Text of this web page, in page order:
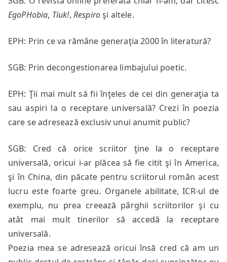
EgoPHobia, Tiuk!, Respiroşi altele.
EPH: Prin ce va rămâne generaţia 2000 în literatură?
SGB: Prin decongestionarea limbajului poetic.
EPH: Ţii mai mult să fii înţeles de cei din generaţia ta
sau aspiri la o receptare universală? Crezi în poezia
care se adresează exclusiv unui anumit public?
SGB: Cred că orice scriitor ţine la o receptare
universală, oricui i-ar plăcea să fie citit şi în America,
şi în China, din păcate pentru scriitorul român acest
lucru este foarte greu. Organele abilitate, ICR-ul de
exemplu, nu prea creează pârghii scriitorilor şi cu
atât mai mult tinerilor să accedă la receptare
universală.
Poezia mea se adresează oricui însă cred că am un